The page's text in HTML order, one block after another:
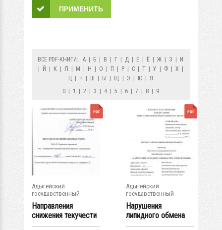
ВСЕ PDF-КНИГИ: А Б В Г Д Е Ё Ж З
И
Й К Л М Н О П Р С Т У Ф Х
Ц
Ч Ш Ы Щ Э Ю
Я
0
1 2 3 4 5 6 7 8 9
Адыгейский
государственный
университет
Направления
снижения текучести
персонала в...
Адыгейский
государственный
университет
Нарушения
липидного обмена
при атеросклерозе